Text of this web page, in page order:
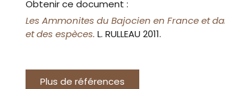
Obtenir ce document :
Les Ammonites du Bajocien en France et
et des espèces. L. RULLEAU 2011.
Plus de références